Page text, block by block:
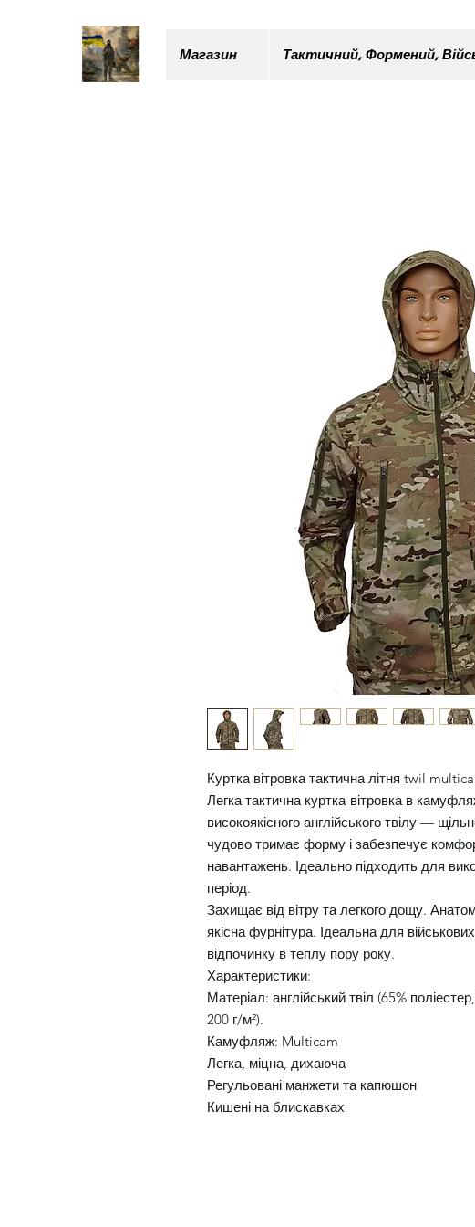
Магазин Тактичний, Формений,
Куртка вітровка тактична літня twil
Легка тактична куртка-вітровка в
високоякісного англійського твілу —
чудово тримає форму і забезпечує
навантажень. Ідеально підходить для
період.
Захищає від вітру та легкого дощу.
якісна фурнітура. Ідеальна для
відпочинку в теплу пору року.
Характеристики:
Матеріал: англійський твіл (65%
200 г/м²).
Камуфляж: Multicam
Легка, міцна, дихаюча
Регульовані манжети та капюшон
Кишені на блискавках